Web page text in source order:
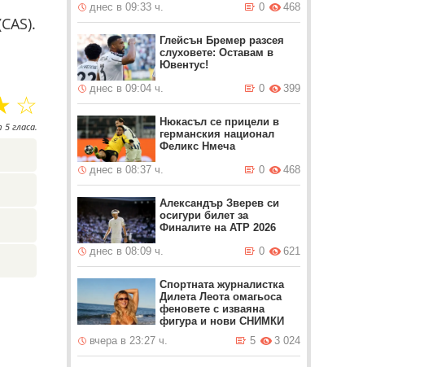
☆
5гласа.
днес в 09:33 ч. 468
0
Глейсън Бремер разсея
слуховете: Оставам в
Ювентус!
днес в 09:04 ч.
399
0
Нюкасъл се прицели в
германския национал
Феликс Нмеча
днес в 08:37 ч.
468
0
Александър Зверев си
осигури билет за
Финалите на ATP 2026
днес в 08:09 ч.
621
0
Спортната журналистка
Дилета Леота омагьоса
феновете с изваяна
фигура и нови СНИМКИ
вчера в 23:27 ч.
3 024
5